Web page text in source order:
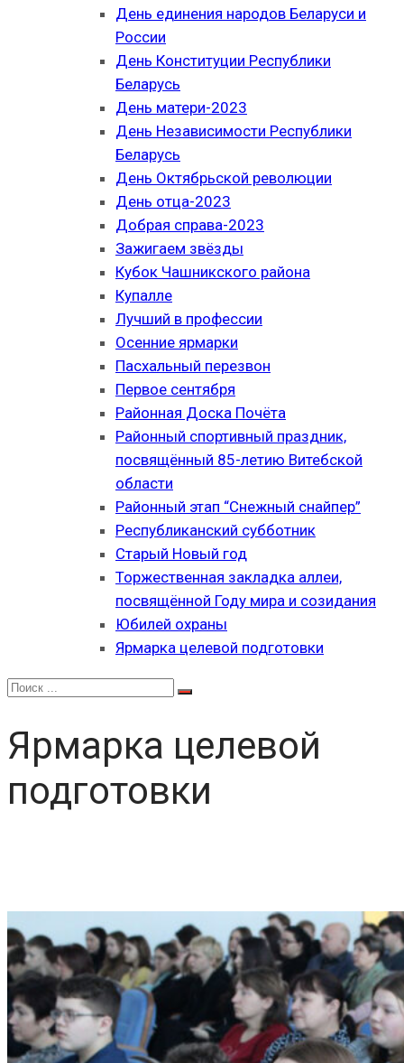
День единения народов Беларуси и
России
День Конституции Республики
Беларусь
День матери-2023
День Независимости Республики
Беларусь
День Октябрьской революции
День отца-2023
Добрая справа-2023
Зажигаем звёзды
Кубок Чашникского района
Купалле
Лучший в профессии
Осенние ярмарки
Пасхальный перезвон
Первое сентября
Районная Доска Почёта
Районный спортивный праздник,
посвящённый 85-летию Витебской
области
Районный этап “Снежный снайпер”
Республиканский субботник
Старый Новый год
Торжественная закладка аллеи,
посвящённой Году мира и созидания
Юбилей охраны
Ярмарка целевой подготовки
Ярмарка целевой
подготовки